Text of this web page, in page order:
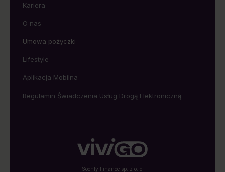
Kariera
O nas
Umowa pożyczki
Lifestyle
Aplikacja Mobilna
Regulamin Świadczenia Usług Drogą Elektroniczną
Soonly Finance sp. z o. o.